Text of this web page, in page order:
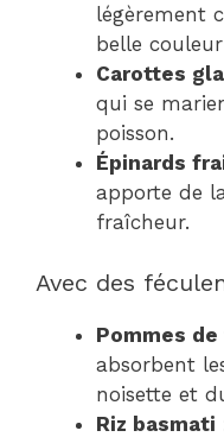
légèrement
belle
Carottes
qui se
poisson.
Épinards
apporte de
fraîcheur.
Avec des
Pommes
absorbent
noisette et
Riz basmati